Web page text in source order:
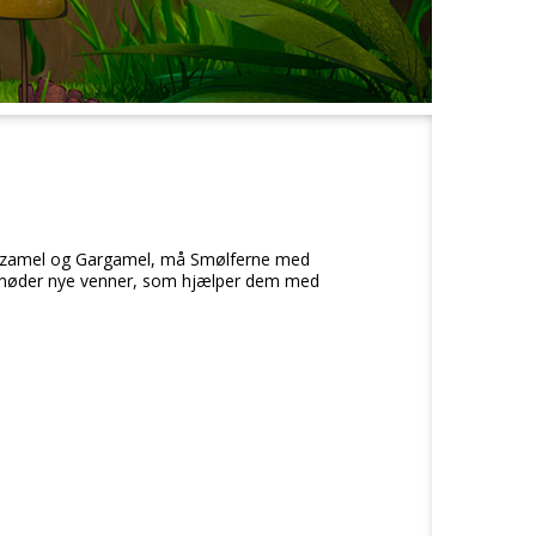
og Gargamel, må Smølferne med
nye venner, som hjælper dem med